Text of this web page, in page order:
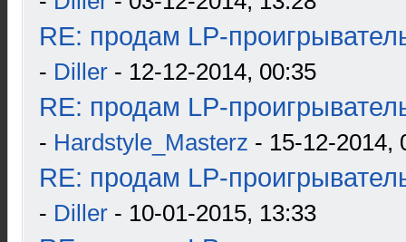
RE: продам LP-
- Diller - 12-12-2014, 00:35
RE: продам LP-
- Hardstyle_Masterz - 15-12-2014,
RE: продам LP-
- Diller - 10-01-2015, 13:33